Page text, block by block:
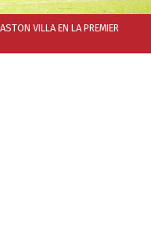
VILLA EN LA PREMIER